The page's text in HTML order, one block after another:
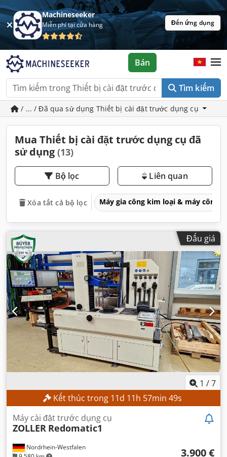
Machineseeker
Miễn phí tại cửa hàng Đến ứng dụng
Tìm kiếm
Bán
/ ... / Đã qua sử dụng Thiết bị cài đặt trước dụng cụ
Mua Thiết bị cài đặt trước dụng cụ đã
sử dụng (13)
Bộ lọc Liên quan
Xóa tất cả bộ lọc Máy gia công kim loại & máy công
Đấu giá
1 /7
Kết thúc trong 11d 11h 57min 48s
Nordrhein-Westfalen
Máy cài đặt trước dụng cụ
ZOLLER Redomatic1
3.900 €